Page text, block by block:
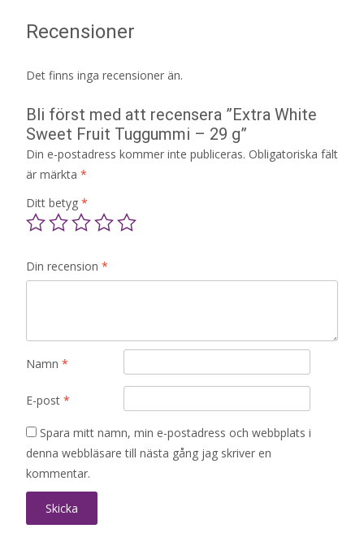
Recensioner
Det finns inga recensioner än.
Bli först med att recensera ”Extra White
Sweet Fruit Tuggummi – 29 g”
Din e-postadress kommer inte publiceras. Obligatoriska fält
är märkta *
Ditt betyg *
Din recension *
Namn *
E-post *
Spara mitt namn, min e-postadress och webbplats i
denna webbläsare till nästa gång jag skriver en
kommentar.